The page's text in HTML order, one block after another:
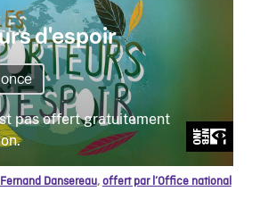
Fernand Dansereau,offert par l’Office national